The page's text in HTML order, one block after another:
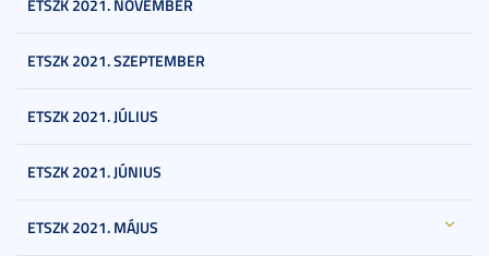
ETSZK 2021. NOVEMBER
ETSZK 2021. SZEPTEMBER
ETSZK 2021. JÚLIUS
ETSZK 2021. JÚNIUS
ETSZK 2021. MÁJUS